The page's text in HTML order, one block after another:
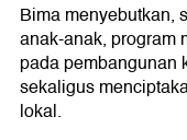
Bima menyebutkan,
anak-anak, program
pada pembangunan
sekaligus
lokal.